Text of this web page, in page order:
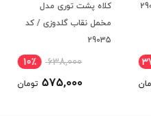
کلاه پشت توری مدل
مخمل نقاب گلدوزی / کد
29035
638,000 10٪
575,000 تومان